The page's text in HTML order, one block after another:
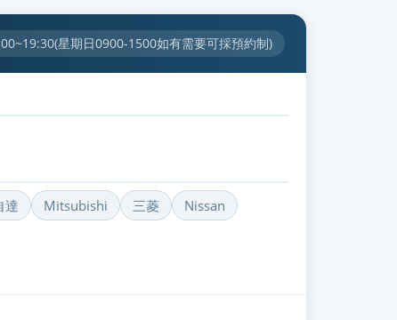
星期日0900-1500如有需要可採預約制)
達 Mitsubishi 三菱
Nissan